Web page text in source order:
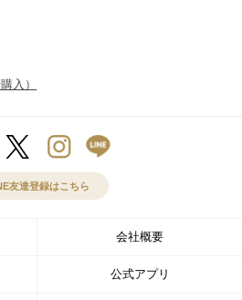
入）
友達登録はこちら
会社概要
公式アプリ